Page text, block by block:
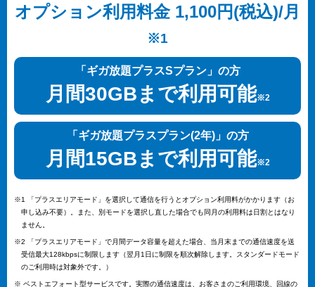
オプション利用料金 1,100円(税込)/月
※1
「ギガ放題プラスSプラン」の方
月間30GBまで利用可能※2
「ギガ放題プラスプラン(2年)」の方
月間15GBまで利用可能※2
※1 「プラスエリアモード」を選択して通信を行うとオプション利用料がかかります（お
申し込み不要）。また、別モードを選択し直した場合でも同月の利用料は日割とはなり
ません。
※2 「プラスエリアモード」で月間データ容量を超えた場合、当月末までの通信速度を送
受信最大128kbpsに制限します（翌月1日に制限を順次解除します。スタンダードモード
のご利用時は対象外です。）
※ ベストエフォート型サービスです。実際の通信速度は、お客さまのご利用環境、回線の